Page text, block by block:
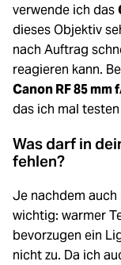
verwende ich das
dieses Objektiv
nach Auftrag
reagieren kann.
Canon RF 85 mm
das ich mal
Was darf in
fehlen?
Je nachdem
wichtig: warmer
bevorzugen ein
nicht zu. Da ich